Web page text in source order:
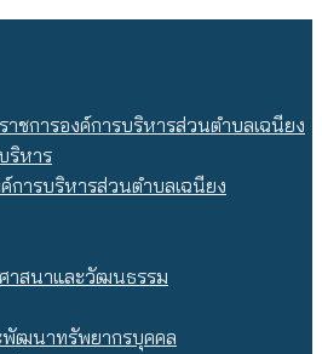
าชการองค์การบริหารส่วนตำบลเฉนียง
ริหาร
การบริหารส่วนตำบลเฉนียง
าสนาและวัฒนธรรม
พัฒนาทรัพยากรบุคคล